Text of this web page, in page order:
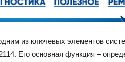
из ключевых элементов
Его основная функция –